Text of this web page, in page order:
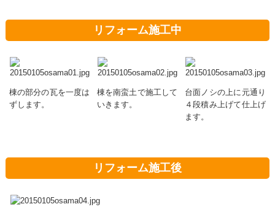
リフォーム施工中
棟の部分の瓦を一度は
ずします。
棟を南蛮土で施工して
いきます。
台面ノシの上に元通り
４段積み上げて仕上げ
ます。
リフォーム施工後